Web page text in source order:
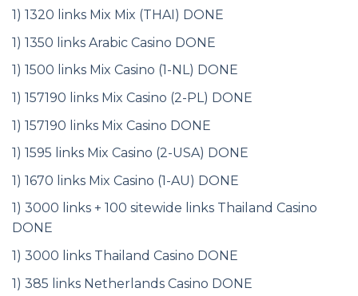
1) 1320 links Mix Mix (THAI) DONE
1) 1350 links Arabic Casino DONE
1) 1500 links Mix Casino (1-NL) DONE
1) 157190 links Mix Casino (2-PL) DONE
1) 157190 links Mix Casino DONE
1) 1595 links Mix Casino (2-USA) DONE
1) 1670 links Mix Casino (1-AU) DONE
1) 3000 links + 100 sitewide links Thailand Casino
DONE
1) 3000 links Thailand Casino DONE
1) 385 links Netherlands Casino DONE